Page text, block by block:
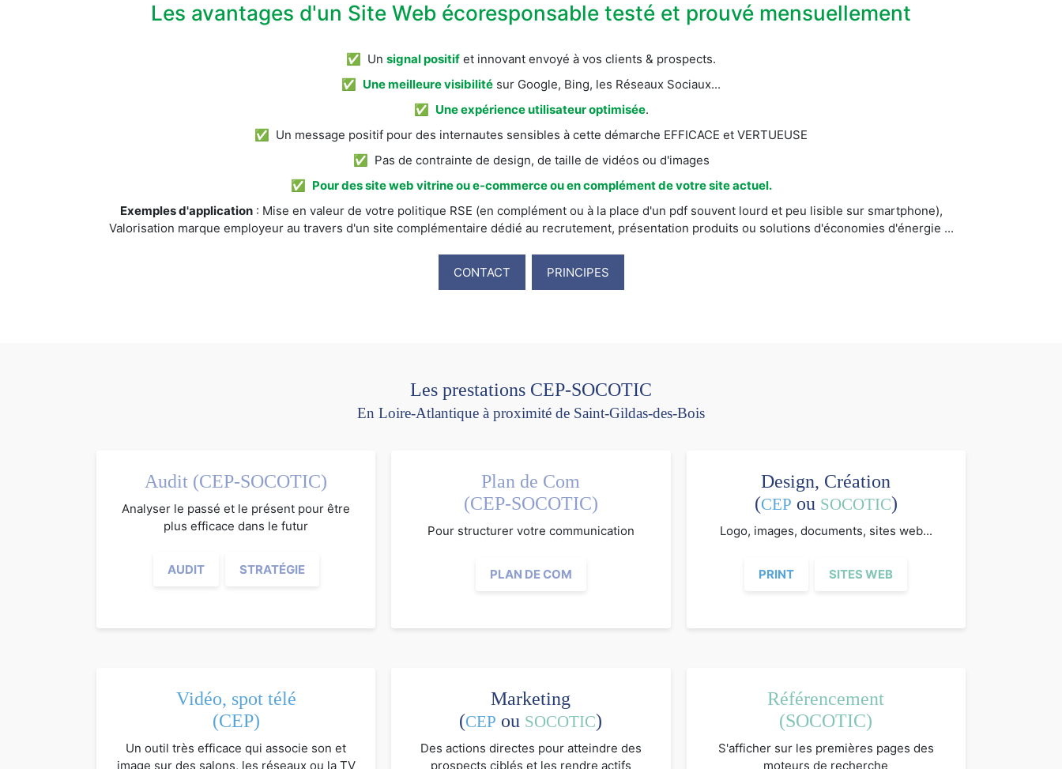
Les avantages d'un Site Web écoresponsable testé et prouvé mensuellement
✅ Un signal positif et innovant envoyé à vos clients & prospects.
✅ Une meilleure visibilité sur Google, Bing, les Réseaux Sociaux...
✅ Une expérience utilisateur optimisée.
✅ Un message positif pour des internautes sensibles à cette démarche EFFICACE et VERTUEUSE
✅ Pas de contrainte de design, de taille de vidéos ou d'images
✅ Pour des site web vitrine ou e-commerce ou en complément de votre site actuel.
Exemples d'application: Mise en valeur de votre politique RSE (en complément ou à la place d'un pdf souvent lourd et peu lisible sur smartphone),
Valorisation marque employeur au travers d'un site complémentaire dédié au recrutement, présentation produits ou solutions d'économies d'énergie ...
CONTACT PRINCIPES
Les prestations CEP-SOCOTIC
En Loire-Atlantique à proximité de Saint-Gildas-des-Bois
Audit (CEP-SOCOTIC)
Analyser le passé et le présent pour être
plus efficace dans le futur
AUDIT STRATÉGIE
Plan de Com
(CEP-SOCOTIC)
Pour structurer votre communication
PLAN DE COM
Design, Création
(CEP ou SOCOTIC)
Logo, images, documents, sites web...
PRINT SITES WEB
Vidéo, spot télé
(CEP)
Un outil très efficace qui associe son et
image sur des salons, les réseaux ou la TV
Marketing
(CEP ou SOCOTIC)
Des actions directes pour atteindre des
prospects ciblés et les rendre actifs
Référencement
(SOCOTIC)
S'afficher sur les premières pages des
moteurs de recherche